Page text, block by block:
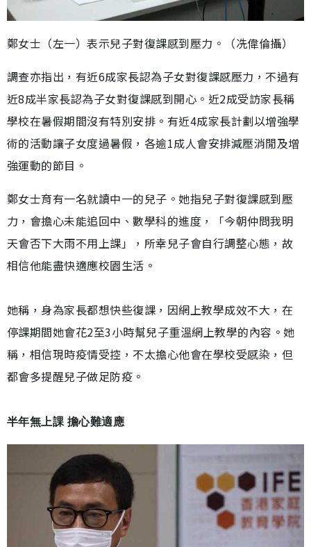
鄭女士（左一）表示兒子對復課感到壓力。（冼偉倫攝）
調查亦指出，有近6成家長認為子女對復課感壓力，不過有
近8成半家長認為子女對復課感到開心。近2成受訪家長稱
學校在暑假期間沒有特別安排。有近4成家長計劃以增強學
術的活動讓子女度過暑假，各逾1成人會安排減壓消閒及增
強運動的節目。
鄭女士育有一名就讀中一的兒子。她指兒子對復課感到壓
力，會擔心未能追回中、數學科的進度，「今朝仲問我明
天會否下大雨不用上課」，所幸兒子會自行調整心態，故
相信他能盡快適應校園生活。
她稱，身為家長都想快些復課，因網上教學成效不大，在
停課期間她會花2至3小時幫兒子重溫網上教學的內容。她
稱，相信現時疫情受控，不太擔心他會在學校受感染，但
都會多提醒兒子做足防疫。
半年無上課 擔心難適應